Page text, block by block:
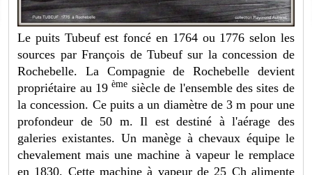
Le puits Tubeuf est foncé en 1764 ou 1776 selon les
sources par François de Tubeuf sur la concession de
Rochebelle. La Compagnie de Rochebelle devient
propriétaire au 19ème siècle de l'ensemble des sites de
la concession. Ce puits a un diamètre de 3 m pour une
profondeur de 50 m. Il est destiné à l'aérage des
galeries existantes. Un manège à chevaux équipe le
chevalement mais une machine à vapeur le remplace
en 1830. Cette machine à vapeur de 25 Ch alimente